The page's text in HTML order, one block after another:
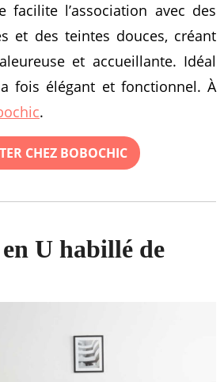
facilite l’association avec des
et des teintes douces, créant
et accueillante. Idéal
fois élégant et fonctionnel. À
.
CHEZ BOBOCHIC
U habillé de